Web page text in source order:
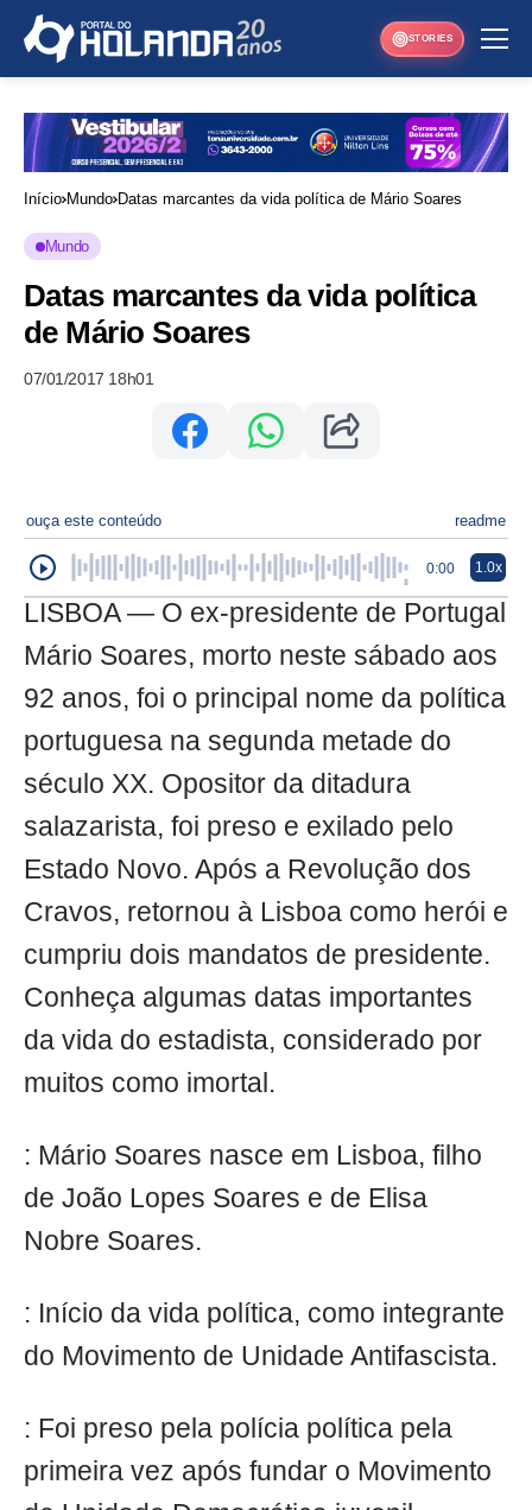
STORIES
Início Mundo Datas marcantes da vida política de Mário Soares
Mundo
Datas marcantes da vida política
de Mário Soares
07/01/2017 18h01
ouça este conteúdo readme
0:00 1.0x
LISBOA — O ex-presidente de Portugal
Mário Soares, morto neste sábado aos
92 anos, foi o principal nome da política
portuguesa na segunda metade do
século XX. Opositor da ditadura
salazarista, foi preso e exilado pelo
Estado Novo. Após a Revolução dos
Cravos, retornou à Lisboa como herói e
cumpriu dois mandatos de presidente.
Conheça algumas datas importantes
da vida do estadista, considerado por
muitos como imortal.
: Mário Soares nasce em Lisboa, filho
de João Lopes Soares e de Elisa
Nobre Soares.
: Início da vida política, como integrante
do Movimento de Unidade Antifascista.
: Foi preso pela polícia política pela
primeira vez após fundar o Movimento